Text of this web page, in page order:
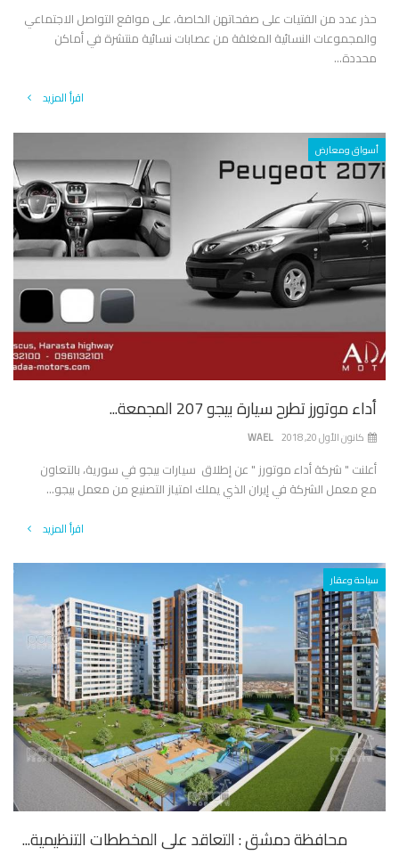
حذر عدد من الفتيات على صفحاتهن الخاصة، على مواقع التواصل الاجتماعي
والمجموعات النسائية المغلقة من عصابات نسائية منتشرة في أماكن
محددة...
اقرأ المزيد
أسواق ومعارض
أداء موتورز تطرح سيارة بيجو 207 المجمعة...
WAEL كانون الأول 20, 2018
أعلنت " شركة أداء موتورز " عن إطلاق سيارات بيجو في سورية، بالتعاون
مع معمل الشركة في إيران الذي يملك امتياز التصنيع من معمل بيجو...
اقرأ المزيد
سياحة وعقار
محافظة دمشق : التعاقد على المخططات التنظيمية...